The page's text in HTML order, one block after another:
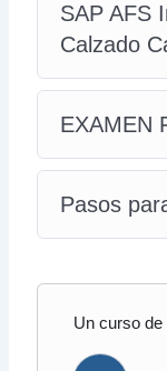
SAP AFS
Calzado
EXAMEN
Pasos
Un curso de